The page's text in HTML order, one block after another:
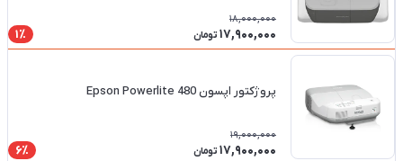
18,000,000
17,900,000 تومان 1٪
پروژکتور اپسون 480 Epson Powerlite
19,000,000
17,900,000 تومان 6٪